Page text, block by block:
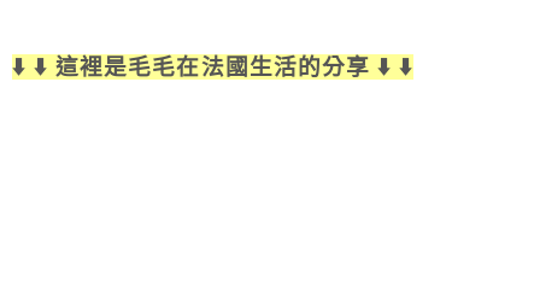
⬇️ ⬇️ 這裡是毛毛在法國生活的分享 ⬇️ ⬇️